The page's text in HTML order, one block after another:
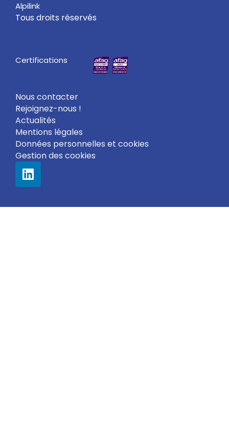
Alpilink
Tous droits réservés
Certifications
Nous contacter
Rejoignez-nous !
Actualités
Mentions légales
Données personnelles et cookies
Gestion des cookies